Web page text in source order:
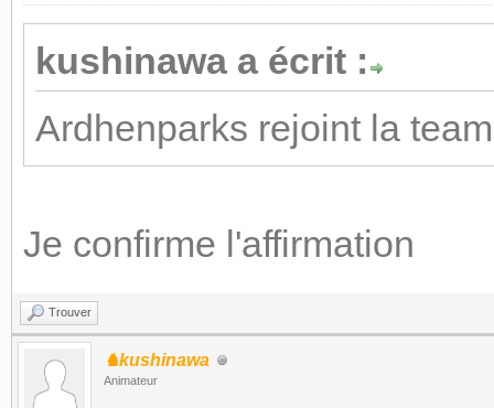
kushinawa a écrit :
Ardhenparks rejoint la
Je confirme l'affirmation
Trouver
♞kushinawa
Animateur